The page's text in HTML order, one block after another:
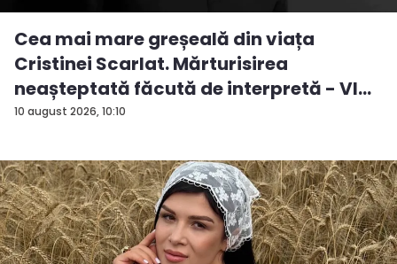
10 august 2026, 10:10
Cea mai mare greșeală din viața
Cristinei Scarlat. Mărturisirea
neașteptată făcută de interpretă - VI...